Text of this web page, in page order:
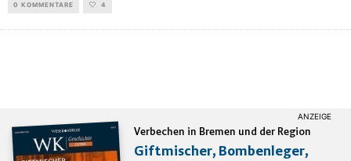
0 KOMMENTARE 4
Verbechen in Bremen und der Region
Giftmischer, Bombenleger,